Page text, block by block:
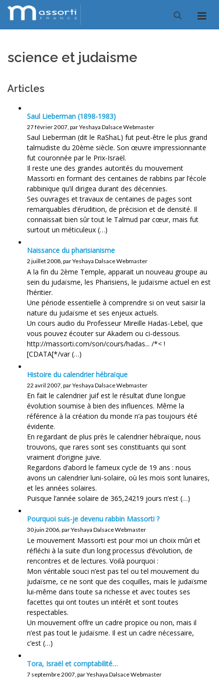
science et judaisme
Articles
Saul Lieberman (1898-1983)
27 février 2007, par Yeshaya Dalsace Webmaster
Saul Lieberman (dit le RaShaL) fut peut-être le plus grand
talmudiste du 20ème siècle. Son œuvre impressionnante
fut couronnée par le Prix-Israël.
Il reste une des grandes autorités du mouvement
Massorti en formant des centaines de rabbins par l’école
rabbinique qu’il dirigea durant des décennies.
Ses ouvrages et travaux de centaines de pages sont
remarquables d’érudition, de précision et de densité. Il
connaissait bien sûr tout le Talmud par cœur, mais fut
surtout un méticuleux (…)
Naissance du pharisianisme
2 juillet 2008, par Yeshaya Dalsace Webmaster
A la fin du 2ème Temple, apparait un nouveau groupe au
sein du judaïsme, les Pharisiens, le judaïsme actuel en est
l’héritier.
Une période essentielle à comprendre si on veut saisir la
nature du judaïsme et ses enjeux actuels.
Un cours audio du Professeur Mireille Hadas-Lebel, que
vous pouvez écouter sur Akadem ou ci-dessous.
http://massorti.com/son/cours/hadas... /*< !
[CDATA[*/var (…)
Histoire du calendrier hébraïque
22 avril 2007, par Yeshaya Dalsace Webmaster
En fait le calendrier juif est le résultat d’une longue
évolution soumise à bien des influences. Même la
référence à la création du monde n’a pas toujours été
évidente.
En regardant de plus près le calendrier hébraïque, nous
trouvons, que rares sont ses constituants qui sont
vraiment d’origine juive.
Regardons d’abord le fameux cycle de 19 ans : nous
avons un calendrier luni-solaire, où les mois sont lunaires,
et les années solaires.
Puisque l’année solaire de 365,24219 jours n’est (…)
Pourquoi suis-je devenu rabbin Massorti ?
30 juin 2006, par Yeshaya Dalsace Webmaster
Le mouvement Massorti est pour moi un choix mûri et
réfléchi à la suite d’un long processus d’évolution, de
rencontres et de lectures. Voilà pourquoi :
Mon véritable souci n’est pas tel ou tel mouvement du
judaïsme, ce ne sont que des coquilles, mais le judaïsme
lui-même dans toute sa richesse et avec toutes ses
facettes qui ont toutes un intérêt et sont toutes
respectables.
Un mouvement offre un cadre propice ou non, mais il
n’est pas tout le judaïsme. Il est un cadre nécessaire,
c’est (…)
Tora, Israël et comptabilité…
7 septembre 2007, par Yeshaya Dalsace Webmaster